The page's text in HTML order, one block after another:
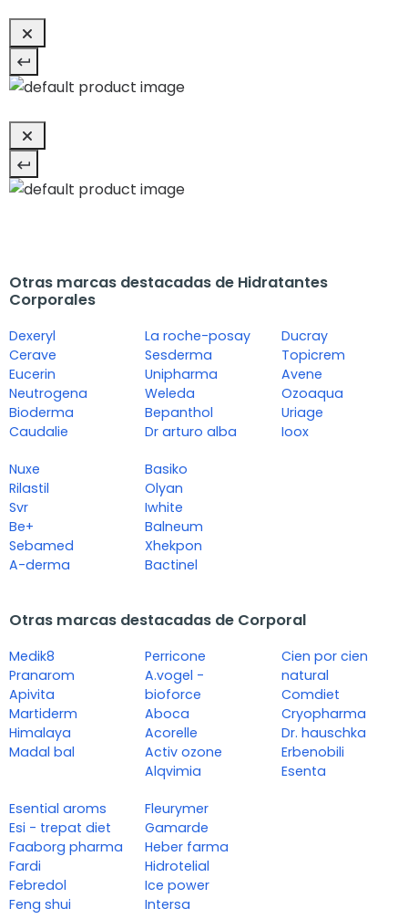
Otras marcas destacadas de Hidratantes
Corporales
Dexeryl
Cerave
Eucerin
Neutrogena
Bioderma
Caudalie
La roche-posay
Sesderma
Unipharma
Weleda
Bepanthol
Dr arturo alba
Ducray
Topicrem
Avene
Ozoaqua
Uriage
Ioox
Nuxe
Rilastil
Svr
Be+
Sebamed
A-derma
Basiko
Olyan
Iwhite
Balneum
Xhekpon
Bactinel
Otras marcas destacadas de Corporal
Medik8
Pranarom
Apivita
Martiderm
Himalaya
Madal bal
Perricone
A.vogel -
bioforce
Aboca
Acorelle
Activ ozone
Alqvimia
Cien por cien
natural
Comdiet
Cryopharma
Dr. hauschka
Erbenobili
Esenta
Esential aroms
Esi - trepat diet
Faaborg pharma
Fardi
Febredol
Feng shui
Fleurymer
Gamarde
Heber farma
Hidrotelial
Ice power
Intersa